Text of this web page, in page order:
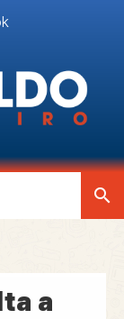
search
a